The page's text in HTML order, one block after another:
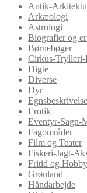
Antik-
Arkæologi
Astrologi
Biografier og
Børnebøger
Cirkus-Trylleri-
Digte
Diverse
Dyr
Erotik
Eventyr-Sagn-
Fagområder
Film og Teater
Fiskeri-Jagt-
Fritid og Hobby
Grønland
Håndarbejde